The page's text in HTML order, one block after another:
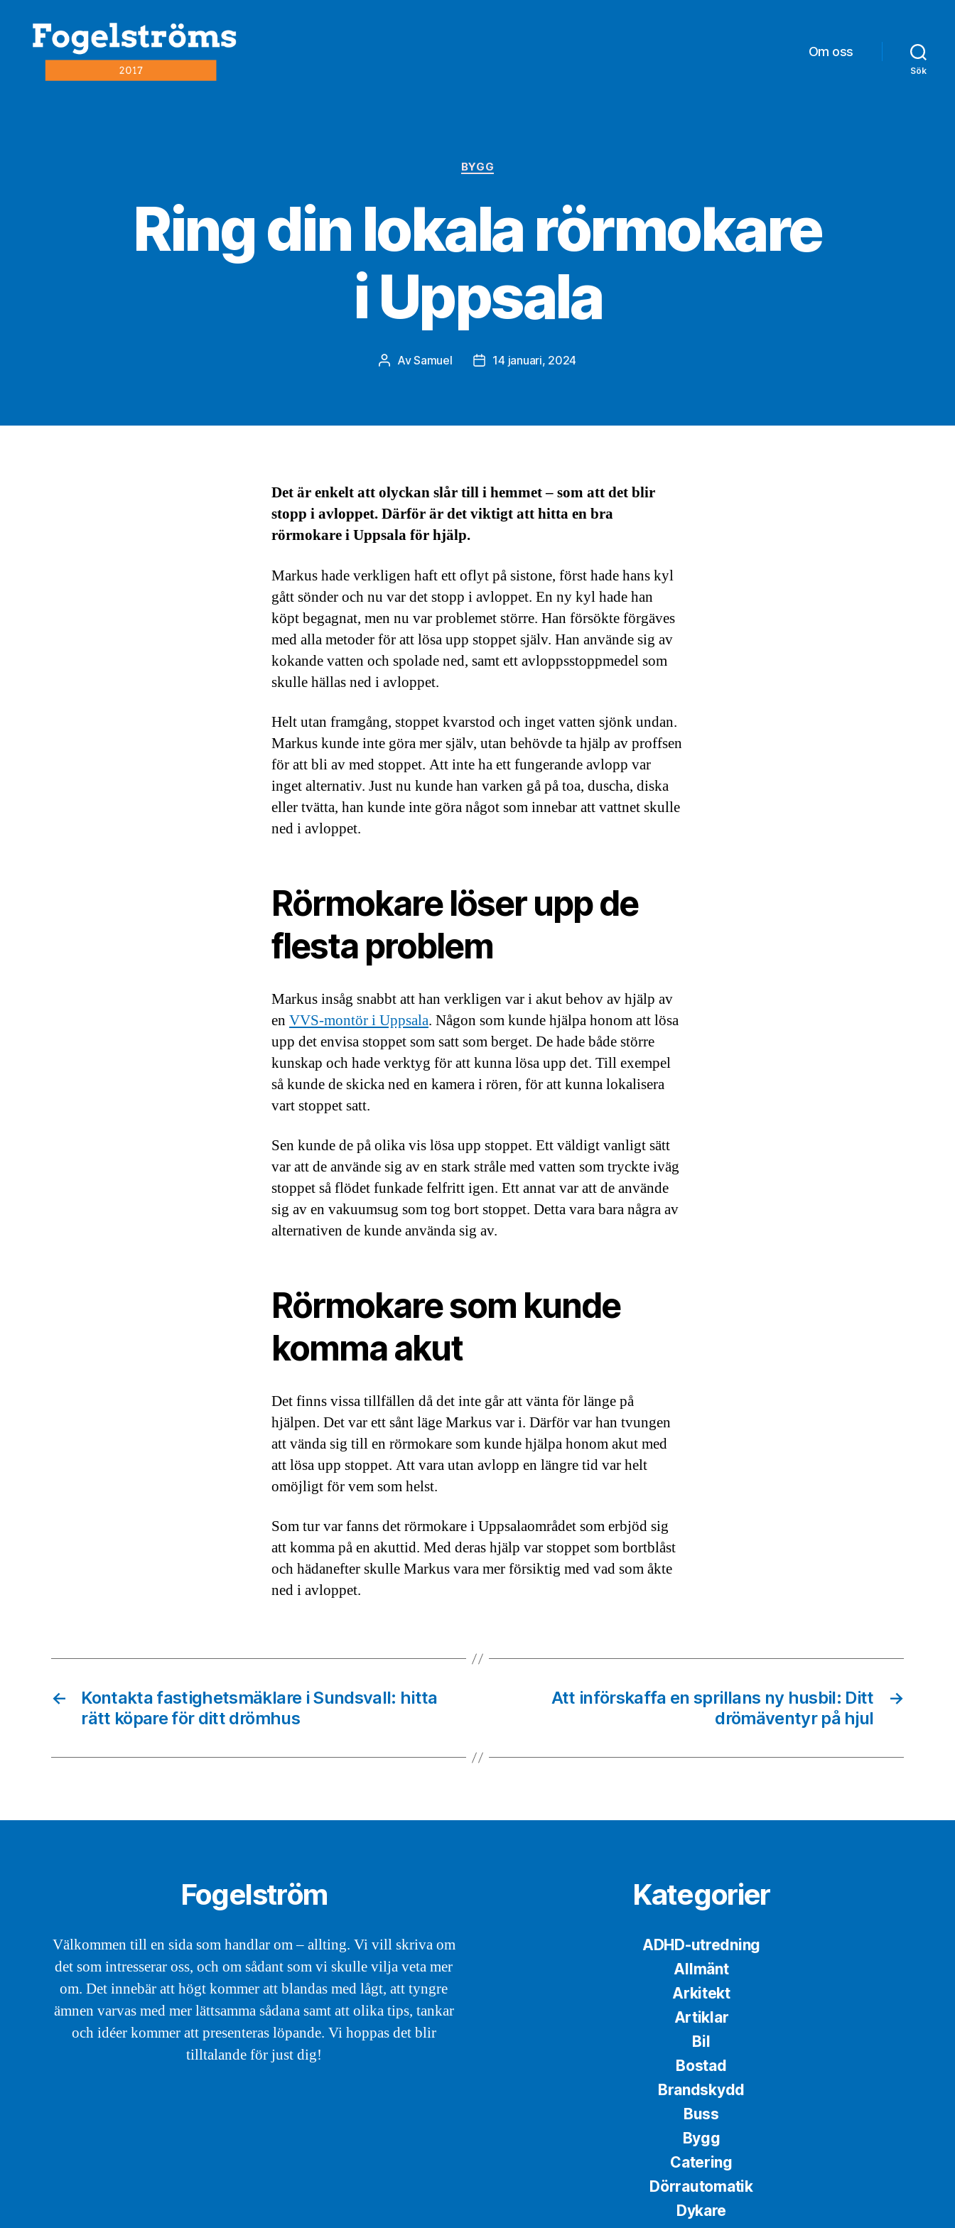
Om oss
Sök
Kategorier
BYGG
Ring din lokala rörmokare
i Uppsala
Inläggsförfattare
AvSamuel Inläggsdatum
14 januari, 2024
Det är enkelt att olyckan slår till i hemmet – som att det blir
stopp i avloppet. Därför är det viktigt att hitta en bra
rörmokare i Uppsala för hjälp.
Markus hade verkligen haft ett oflyt på sistone, först hade hans kyl
gått sönder och nu var det stopp i avloppet. En ny kyl hade han
köpt begagnat, men nu var problemet större. Han försökte förgäves
med alla metoder för att lösa upp stoppet själv. Han använde sig av
kokande vatten och spolade ned, samt ett avloppsstoppmedel som
skulle hällas ned i avloppet.
Helt utan framgång, stoppet kvarstod och inget vatten sjönk undan.
Markus kunde inte göra mer själv, utan behövde ta hjälp av proffsen
för att bli av med stoppet. Att inte ha ett fungerande avlopp var
inget alternativ. Just nu kunde han varken gå på toa, duscha, diska
eller tvätta, han kunde inte göra något som innebar att vattnet skulle
ned i avloppet.
Rörmokare löser upp de
flesta problem
Markus insåg snabbt att han verkligen var i akut behov av hjälp av
en VVS-montör i Uppsala. Någon som kunde hjälpa honom att lösa
upp det envisa stoppet som satt som berget. De hade både större
kunskap och hade verktyg för att kunna lösa upp det. Till exempel
så kunde de skicka ned en kamera i rören, för att kunna lokalisera
vart stoppet satt.
Sen kunde de på olika vis lösa upp stoppet. Ett väldigt vanligt sätt
var att de använde sig av en stark stråle med vatten som tryckte iväg
stoppet så flödet funkade felfritt igen. Ett annat var att de använde
sig av en vakuumsug som tog bort stoppet. Detta vara bara några av
alternativen de kunde använda sig av.
Rörmokare som kunde
komma akut
Det finns vissa tillfällen då det inte går att vänta för länge på
hjälpen. Det var ett sånt läge Markus var i. Därför var han tvungen
att vända sig till en rörmokare som kunde hjälpa honom akut med
att lösa upp stoppet. Att vara utan avlopp en längre tid var helt
omöjligt för vem som helst.
Som tur var fanns det rörmokare i Uppsalaområdet som erbjöd sig
att komma på en akuttid. Med deras hjälp var stoppet som bortblåst
och hädanefter skulle Markus vara mer försiktig med vad som åkte
ned i avloppet.
←
Kontakta fastighetsmäklare i Sundsvall: hitta
rätt köpare för ditt drömhus
→
Att införskaffa en sprillans ny husbil: Ditt
drömäventyr på hjul
Fogelström
Välkommen till en sida som handlar om – allting. Vi vill skriva om
det som intresserar oss, och om sådant som vi skulle vilja veta mer
om. Det innebär att högt kommer att blandas med lågt, att tyngre
ämnen varvas med mer lättsamma sådana samt att olika tips, tankar
och idéer kommer att presenteras löpande. Vi hoppas det blir
tilltalande för just dig!
Kategorier
ADHD-utredning
Allmänt
Arkitekt
Artiklar
Bil
Bostad
Brandskydd
Buss
Bygg
Catering
Dörrautomatik
Dykare